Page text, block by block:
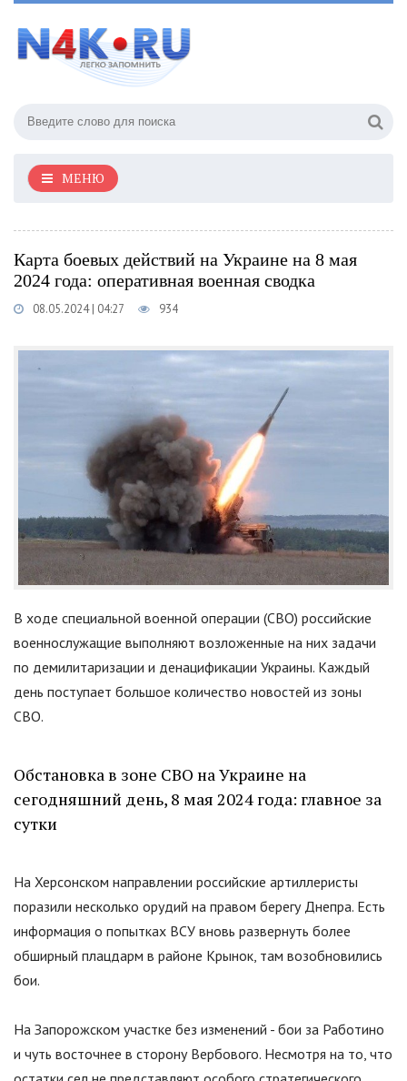
МЕНЮ
Карта боевых действий на Украине на 8 мая
2024 года: оперативная военная сводка
08.05.2024 | 04:27 934
В ходе специальной военной операции (СВО) российские
военнослужащие выполняют возложенные на них задачи
по демилитаризации и денацификации Украины. Каждый
день поступает большое количество новостей из зоны
СВО.
Обстановка в зоне СВО на Украине на
сегодняшний день, 8 мая 2024 года: главное за
сутки
На Херсонском направлении российские артиллеристы
поразили несколько орудий на правом берегу Днепра. Есть
информация о попытках ВСУ вновь развернуть более
обширный плацдарм в районе Крынок, там возобновились
бои.
На Запорожском участке без изменений - бои за Работино
и чуть восточнее в сторону Вербового. Несмотря на то, что